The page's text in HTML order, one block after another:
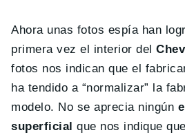
Ahora unas fotos espía han
primera vez el interior del
fotos nos indican que el
ha tendido a “normalizar” la
modelo. No se aprecia ningún
superficial que nos indique